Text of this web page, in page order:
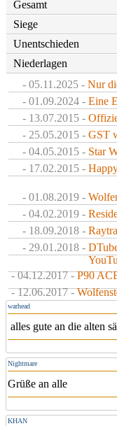
Gesamt
Siege
Unentschieden
Niederlagen
- 05.11.2025 - Nur
- 01.09.2024 - Eine
- 13.07.2015 -
- 25.05.2015 - GST
- 04.05.2015 - Star
- 17.02.2015 -
- 01.08.2019 -
- 04.02.2019 -
- 18.09.2018 -
- 29.01.2018 -
- 04.12.2017 - P90
- 12.06.2017 -
warhead
alles gute an die alten
Nightmare
Grüße an alle
KHAN